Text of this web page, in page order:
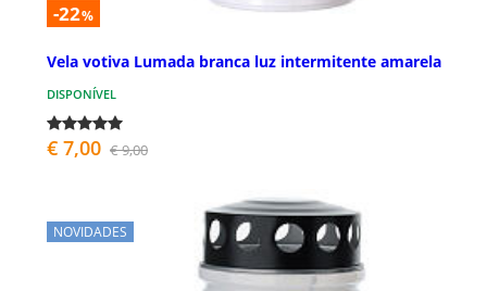
-22%
Vela votiva Lumada branca luz intermitente amarela
DISPONÍVEL
€ 7,00 € 9,00
NOVIDADES